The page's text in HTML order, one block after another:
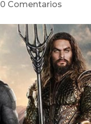
0 Comentarios